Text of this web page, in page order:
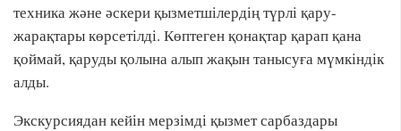
техника және әскери қызметшілердің түрлі қару-
жарақтары көрсетілді. Көптеген қонақтар қарап қана
қоймай, қаруды қолына алып жақын танысуға мүмкіндік
алды.
Экскурсиядан кейін мерзімді қызмет сарбаздары